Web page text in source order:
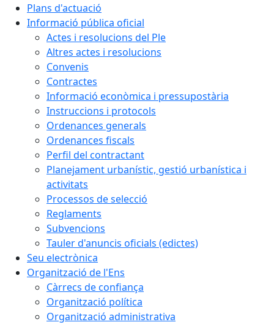
Plans d'actuació
Informació pública oficial
Actes i resolucions del Ple
Altres actes i resolucions
Convenis
Contractes
Informació econòmica i pressupostària
Instruccions i protocols
Ordenances generals
Ordenances fiscals
Perfil del contractant
Planejament urbanístic, gestió urbanística i
activitats
Processos de selecció
Reglaments
Subvencions
Tauler d'anuncis oficials (edictes)
Seu electrònica
Organització de l'Ens
Càrrecs de confiança
Organització política
Organització administrativa